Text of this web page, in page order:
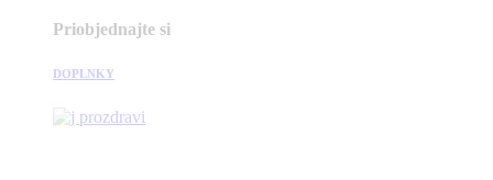
Priobjednajte si
DOPLNKY